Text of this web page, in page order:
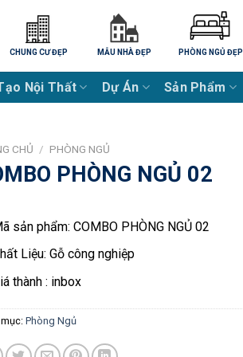
CHUNG CƯ ĐẸP MẪU NHÀ ĐẸP PHÒNG NGỦ ĐẸP
Nội Thất Dự Án Sản Phẩm
CHỦ / PHÒNG NGỦ
PHÒNG NGỦ 02
sản phẩm: COMBO PHÒNG NGỦ 02
Liệu: Gỗ công nghiệp
thành : inbox
Phòng Ngủ